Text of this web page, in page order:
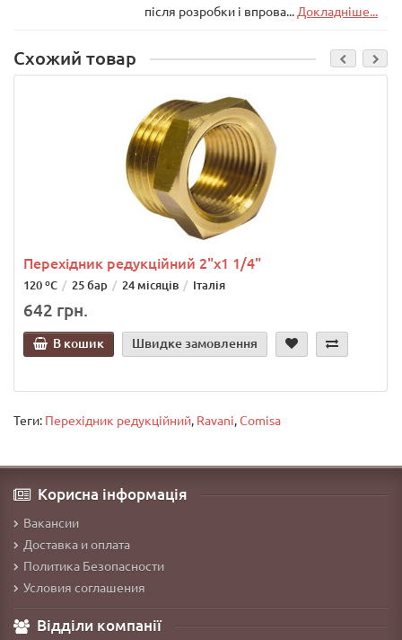
після розробки і впрова... Докладніше...
Схожий товар
Перехідник редукційний 2"х1 1/4"
120 ºС 25 бар 24 місяців Італія
642 грн.
В кошик Швидке замовлення
Теги: Перехідник редукційний, Ravani,Comisa
Корисна інформація
Вакансии
Доставка и оплата
Политика Безопасности
Условия соглашения
Відділи компанії